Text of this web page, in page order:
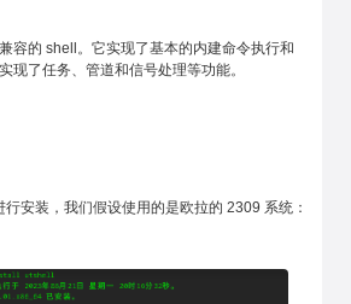
容的 shell。它实现了基本的内建命令执行和
现了任务、管道和信号处理等功能。
安装，我们假设使用的是欧拉的 2309 系统：